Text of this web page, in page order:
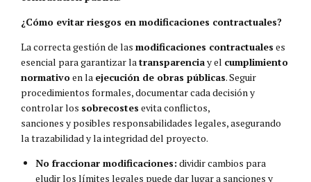
¿Cómo evitar riesgos en modificaciones contractuales?
La correcta gestión de las modificaciones contractuales es
esencial para garantizar latransparenciay el cumplimiento
normativoen la ejecución de obras públicas. Seguir
procedimientos formales, documentar cada decisión y
controlar los sobrecostes evita conflictos,
sanciones y posibles responsabilidades legales, asegurando
la trazabilidad y la integridad del proyecto.
No fraccionar modificaciones: dividir cambios para
eludir los límites legales puede dar lugar a sanciones y